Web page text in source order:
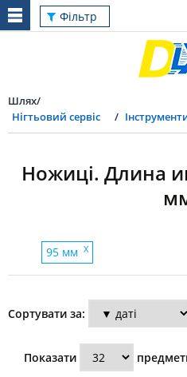
Фільтр
Шлях
Нігтьовий сервіс
Ножиці. Длина
Фільтр
Застосування
95 мм X
Сортувати за:
Показати